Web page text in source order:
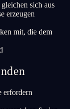
sich aus
erzeugen
mit, die dem
erfordern